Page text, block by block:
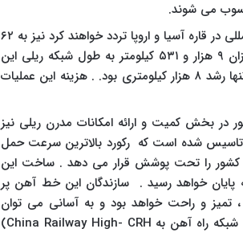
بر اساس این گزارش، قطارهای باری و تجاری که در مسیر های بین المللی در قاره آسیا و اروپا تردد خواهند کرد نیز به ۶۲
قطار افزایش خواهد یافت. گفتنی است در سال ۲۰۱۵ میلادی به میزان ۹ هزار و ۵۳۱ کیلومتر به طول شبکه ریلی این
کشور افزوده شد در حالی که برنامه ریزی انجام شده برای این سال، تنها رشد ۸ هزار کیلومتری بود. . هزینه این عملیات
در بخش کمیت و ارائه امکانات مدرن ریلی نیز
تاسیس شده است که رکورد بالاترین سرعت حمل
کشور را تحت پوشش قرار می دهد . ساخت این
ارتباطی سریع السیر از سال ۲۰۱۲ شروع شده و تا سال ۲۰۲۰ به پایان خواهد رسید . سازندگان این خط آهن پر
تمیز و راحت خواهد بود و به آسانی می توان
راه آهن به CRH
(China Railway High-